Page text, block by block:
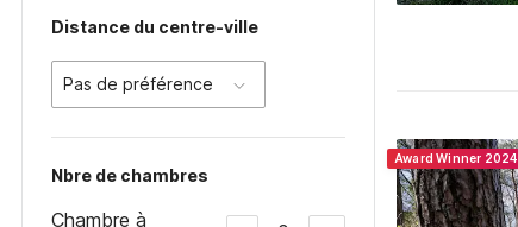
Distance du centre-ville
Pas de préférence
Nbre de chambres
Chambre à
Award Winner 2024